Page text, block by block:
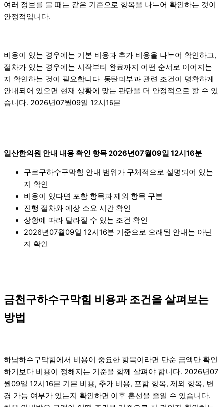
여러 정보를 볼 때는 같은 기준으로 항목을 나누어 확인하는 것이
안정적입니다.
비용이 있는 경우에는 기본 비용과 추가 비용을 나누어 확인하고,
절차가 있는 경우에는 시작부터 완료까지 어떤 순서로 이어지는
지 확인하는 것이 필요합니다. 동탄피부과 관련 조건이 명확하게
안내되어 있으면 현재 상황에 맞는 판단을 더 안정적으로 할 수 있
습니다. 2026년07월09일 12시16분
일산한의원 안내 내용 확인 항목 2026년07월09일 12시16분
구로구하수구막힘 안내 범위가 구체적으로 설명되어 있는
지 확인
비용이 있다면 포함 항목과 제외 항목 구분
진행 절차와 예상 소요 시간 확인
상황에 따라 달라질 수 있는 조건 확인
2026년07월09일 12시16분 기준으로 오래된 안내는 아닌
지 확인
금천구하수구막힘 비용과 조건을 살펴보는
방법
하남하수구막힘에서 비용이 중요한 항목이라면 단순 금액만 확인
하기보다 비용이 정해지는 기준을 함께 살펴야 합니다. 2026년07
월09일 12시16분 기본 비용, 추가 비용, 포함 항목, 제외 항목, 변
경 가능 여부가 있는지 확인하면 이후 혼선을 줄일 수 있습니다.